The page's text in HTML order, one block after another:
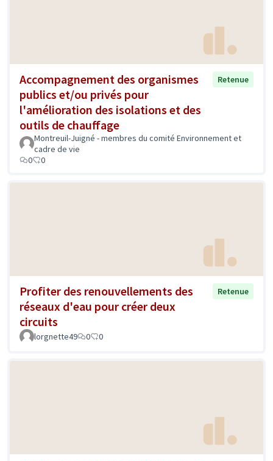
Accompagnement des organismes
publics et/ou privés pour
l'amélioration des isolations et des
outils de chauffage
Retenue
Montreuil-Juigné - membres du comité Environnement et
cadre de vie
0
0
Profiter des renouvellements des
réseaux d'eau pour créer deux
circuits
Retenue
lorgnette49 0 0